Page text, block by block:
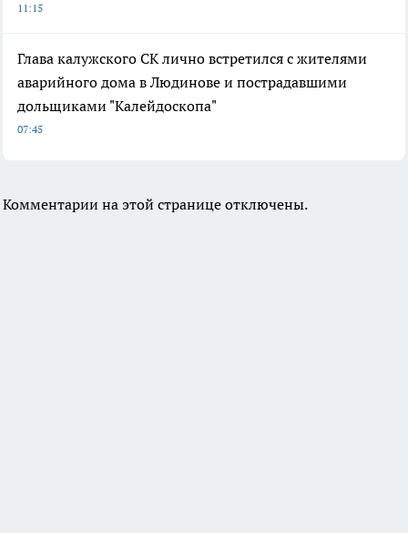
11:15
Глава калужского СК лично встретился с жителями
аварийного дома в Людинове и пострадавшими
дольщиками "Калейдоскопа"
07:45
Комментарии на этой странице отключены.